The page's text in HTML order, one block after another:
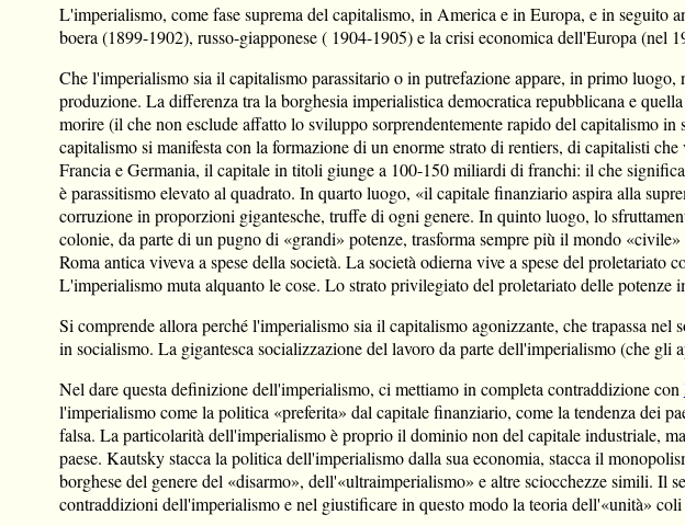
L'imperialismo, come fase suprema del capitalismo, in America e in Europa, e in
boera (1899-1902), russo-giapponese ( 1904-1905) e la crisi economica dell'Europa
Che l'imperialismo sia il capitalismo parassitario o in putrefazione appare, in primo
produzione. La differenza tra la borghesia imperialistica democratica repubblicana e
morire (il che non esclude affatto lo sviluppo sorprendentemente rapido del capitalismo
capitalismo si manifesta con la formazione di un enorme strato di rentiers, di capitalisti
Francia e Germania, il capitale in titoli giunge a 100-150 miliardi di franchi: il che
è parassitismo elevato al quadrato. In quarto luogo, «il capitale finanziario aspira alla
corruzione in proporzioni gigantesche, truffe di ogni genere. In quinto luogo, lo
colonie, da parte di un pugno di «grandi» potenze, trasforma sempre più il mondo
Roma antica viveva a spese della società. La società odierna vive a spese del
L'imperialismo muta alquanto le cose. Lo strato privilegiato del proletariato delle
Si comprende allora perché l'imperialismo sia il capitalismo agonizzante, che trapassa
in socialismo. La gigantesca socializzazione del lavoro da parte dell'imperialismo (che
Nel dare questa definizione dell'imperialismo, ci mettiamo in completa contraddizione con
l'imperialismo come la politica «preferita» dal capitale finanziario, come la tendenza dei
falsa. La particolarità dell'imperialismo è proprio il dominio non del capitale industriale,
paese. Kautsky stacca la politica dell'imperialismo dalla sua economia, stacca il
borghese del genere del «disarmo», dell'«ultraimperialismo» e altre sciocchezze simili. Il
contraddizioni dell'imperialismo e nel giustificare in questo modo la teoria dell'«unità»